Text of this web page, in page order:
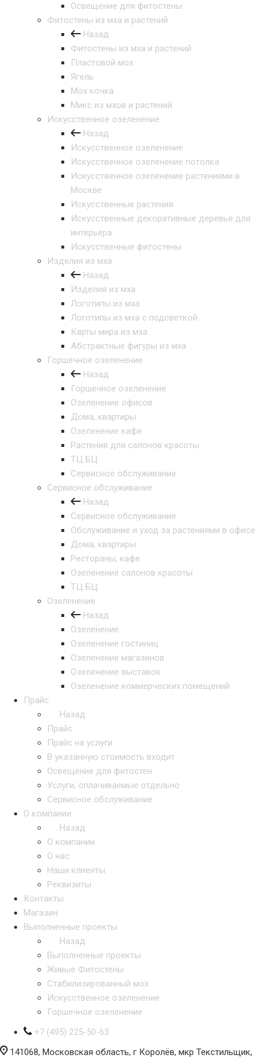
Освещение для фитостены
Фитостены из мха и растений
Назад
Фитостены из мха и растений
Пластовой мох
Ягель
Мох кочка
Микс из мхов и растений
Искусственное озеленение
Назад
Искусственное озеленение
Искусственное озеленение потолка
Искусственное озеленение растениями в
Москве
Искусственные растения
Искусственные декоративные деревья для
интерьера
Искусственные фитостены
Изделия из мха
Назад
Изделия из мха
Логотипы из мха
Логотипы из мха с подсветкой
Карты мира из мха
Абстрактные фигуры из мха
Горшечное озеленение
Назад
Горшечное озеленение
Озеленение офисов
Дома, квартиры
Озеленение кафе
Растения для салонов красоты
ТЦ БЦ
Сервисное обслуживание
Сервисное обслуживание
Назад
Сервисное обслуживание
Обслуживание и уход за растениями в офисе
Дома, квартиры
Рестораны, кафе
Озеленение салонов красоты
ТЦ БЦ
Озеленение
Назад
Озеленение
Озеленение гостиниц
Озеленение магазинов
Озеленение выставок
Озеленение коммерческих помещений
Прайс
Назад
Прайс
Прайс на услуги
В указанную стоимость входит
Освещение для фитостен
Услуги, оплачиваемые отдельно
Сервисное обслуживание
О компании
Назад
О компании
О нас
Наши клиенты
Реквизиты
Контакты
Магазин
Выполненные проекты
Назад
Выполненные проекты
Живые Фитостены
Стабилизированный мох
Искусственное озеленение
Горшечное озеленение
+7 (495) 225-50-63
141068, Московская область, г Королёв, мкр Текстильщик,